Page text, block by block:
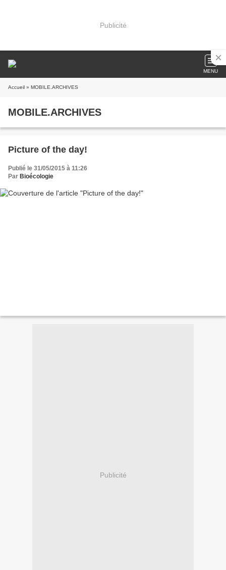
Publicité
MENU
Accueil » MOBILE.ARCHIVES
MOBILE.ARCHIVES
Picture of the day!
Publié le 31/05/2015 à 11:26
Par Bioécologie
Publicité